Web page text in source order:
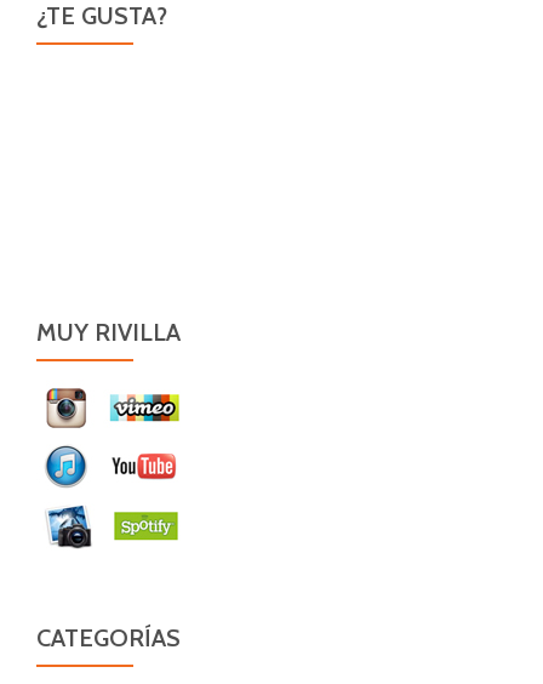
¿TE GUSTA?
MUY RIVILLA
CATEGORÍAS